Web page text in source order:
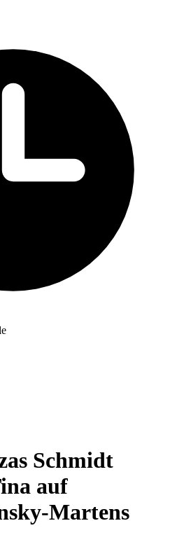
Schmidt
auf
Martens